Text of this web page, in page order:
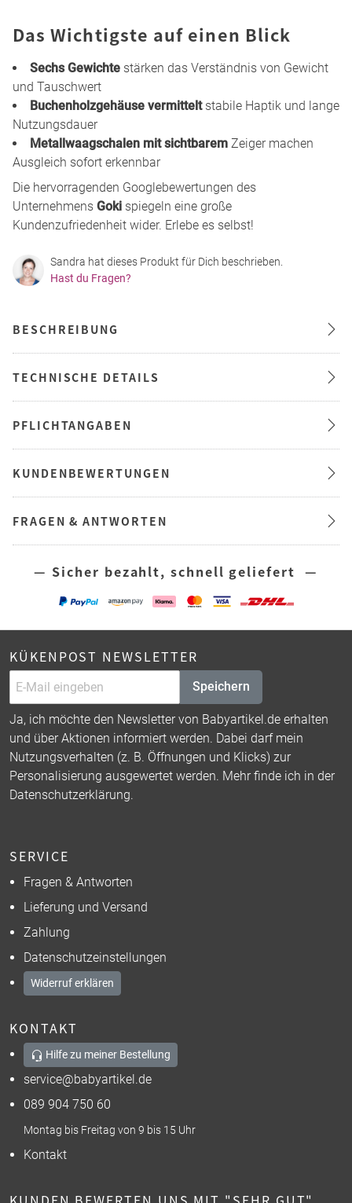
Das Wichtigste auf einen Blick
Sechs Gewichte stärken das Verständnis von Gewicht
und Tauschwert
Buchenholzgehäuse vermitteltstabile Haptik und lange
Nutzungsdauer
Metallwaagschalen mit sichtbarem Zeiger machen
Ausgleich sofort erkennbar
Die hervorragenden Googlebewertungen des
Unternehmens Goki spiegeln eine große
Kundenzufriedenheit wider. Erlebe es selbst!
Sandra hat dieses Produkt für Dich beschrieben.
Hast du Fragen?
BESCHREIBUNG
TECHNISCHE DETAILS
PFLICHTANGABEN
KUNDENBEWERTUNGEN
FRAGEN & ANTWORTEN
— Sicher bezahlt, schnell geliefert —
KÜKENPOST NEWSLETTER
Speichern
Ja, ich möchte den Newsletter von Babyartikel.de erhalten
und über Aktionen informiert werden. Dabei darf mein
Nutzungsverhalten (z. B. Öffnungen und Klicks) zur
Personalisierung ausgewertet werden. Mehr finde ich in der
Datenschutzerklärung.
SERVICE
Fragen & Antworten
Lieferung und Versand
Zahlung
Datenschutzeinstellungen
Widerruf erklären
KONTAKT
Hilfe zu meiner Bestellung
service@babyartikel.de
089 904 750 60
Montag bis Freitag von 9 bis 15 Uhr
Kontakt